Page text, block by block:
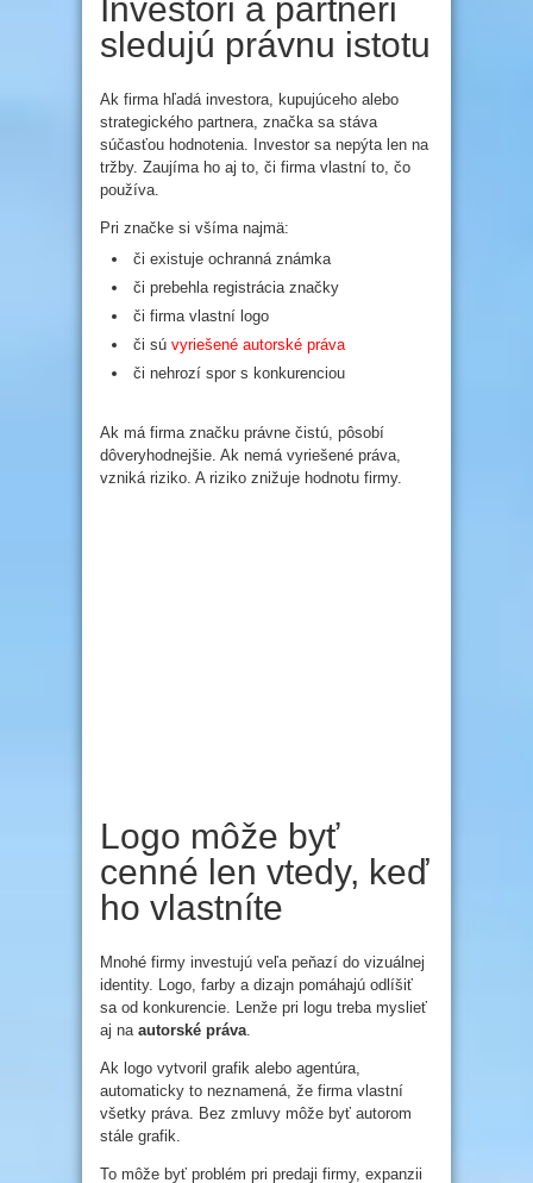
Investori a partneri
sledujú právnu istotu
Ak firma hľadá investora, kupujúceho alebo
strategického partnera, značka sa stáva
súčasťou hodnotenia. Investor sa nepýta len na
tržby. Zaujíma ho aj to, či firma vlastní to, čo
používa.
Pri značke si všíma najmä:
či existuje ochranná známka
či prebehla registrácia značky
či firma vlastní logo
či sú vyriešené autorské práva
či nehrozí spor s konkurenciou
Ak má firma značku právne čistú, pôsobí
dôveryhodnejšie. Ak nemá vyriešené práva,
vzniká riziko. A riziko znižuje hodnotu firmy.
Logo môže byť
cenné len vtedy, keď
ho vlastníte
Mnohé firmy investujú veľa peňazí do vizuálnej
identity. Logo, farby a dizajn pomáhajú odlíšiť
sa od konkurencie. Lenže pri logu treba myslieť
aj na autorské práva.
Ak logo vytvoril grafik alebo agentúra,
automaticky to neznamená, že firma vlastní
všetky práva. Bez zmluvy môže byť autorom
stále grafik.
To môže byť problém pri predaji firmy, expanzii